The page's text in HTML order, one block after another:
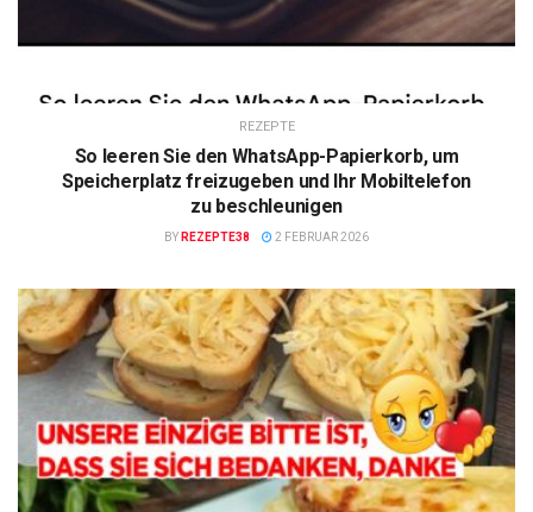
REZEPTE
So leeren Sie den WhatsApp-Papierkorb, um
Speicherplatz freizugeben und Ihr Mobiltelefon
zu beschleunigen
BY REZEPTE38 2 FEBRUAR 2026